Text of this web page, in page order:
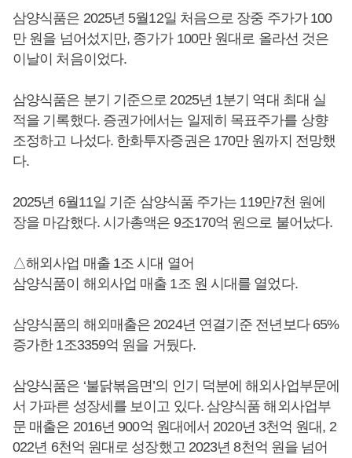
삼양식품은 2025년 5월12일 처음으로 장중 주가가 100
만 원을 넘어섰지만, 종가가 100만 원대로 올라선 것은
이날이 처음이었다.
삼양식품은 분기 기준으로 2025년 1분기 역대 최대 실
적을 기록했다. 증권가에서는 일제히 목표주가를 상향
조정하고 나섰다. 한화투자증권은 170만 원까지 전망했
다.
2025년 6월11일 기준 삼양식품 주가는 119만7천 원에
장을 마감했다. 시가총액은 9조170억 원으로 불어났다.
△해외사업 매출 1조 시대 열어
삼양식품이 해외사업 매출 1조 원 시대를 열었다.
삼양식품의 해외매출은 2024년 연결기준 전년보다 65%
증가한 1조3359억 원을 거뒀다.
삼양식품은 ‘불닭볶음면’의 인기 덕분에 해외사업부문에
서 가파른 성장세를 보이고 있다. 삼양식품 해외사업부
문 매출은 2016년 900억 원대에서 2020년 3천억 원대, 2
022년 6천억 원대로 성장했고 2023년 8천억 원을 넘어